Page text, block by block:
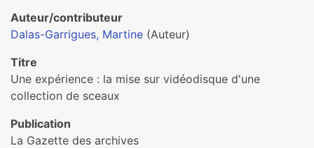
Auteur/contributeur
Dalas-Garrigues, Martine (Auteur)
Titre
Une expérience : la mise sur vidéodisque d'une
collection de sceaux
Publication
La Gazette des archives